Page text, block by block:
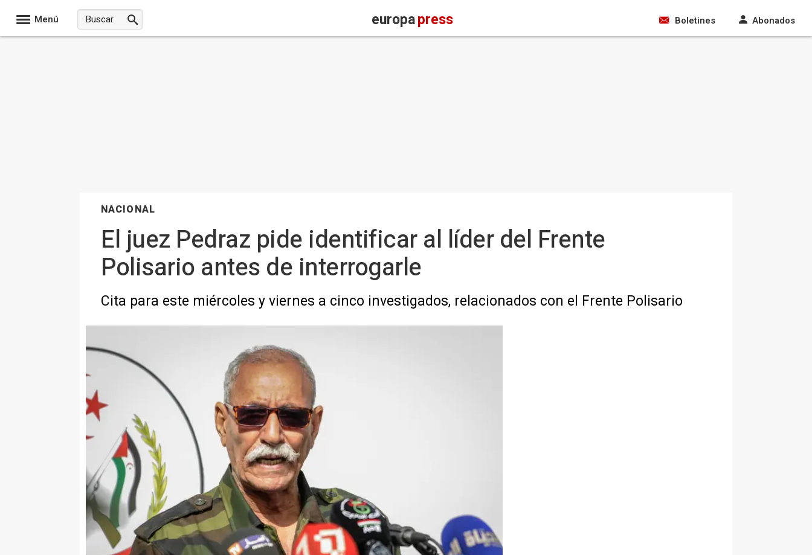
Menú europapress Boletines Abonados
NACIONAL
El juez Pedraz pide identificar al líder del Frente
Polisario antes de interrogarle
Cita para este miércoles y viernes a cinco investigados, relacionados con el Frente Polisario